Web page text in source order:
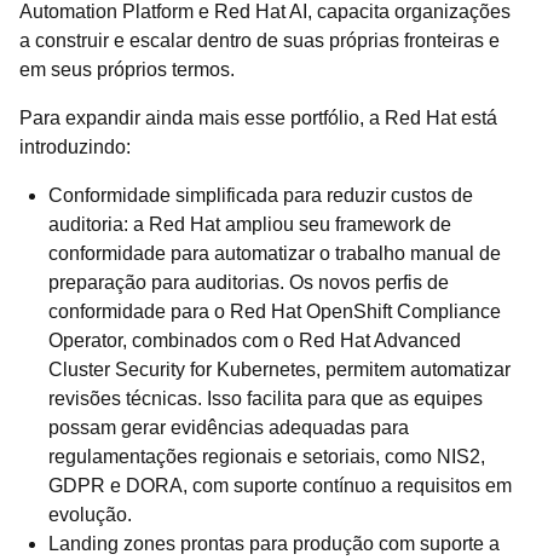
Automation Platform e Red Hat AI, capacita organizações
a construir e escalar dentro de suas próprias fronteiras e
em seus próprios termos.
Para expandir ainda mais esse portfólio, a Red Hat está
introduzindo:
Conformidade simplificada para reduzir custos de
auditoria: a Red Hat ampliou seu framework de
conformidade para automatizar o trabalho manual de
preparação para auditorias. Os novos perfis de
conformidade para o Red Hat OpenShift Compliance
Operator, combinados com o Red Hat Advanced
Cluster Security for Kubernetes, permitem automatizar
revisões técnicas. Isso facilita para que as equipes
possam gerar evidências adequadas para
regulamentações regionais e setoriais, como NIS2,
GDPR e DORA, com suporte contínuo a requisitos em
evolução.
Landing zones prontas para produção com suporte a